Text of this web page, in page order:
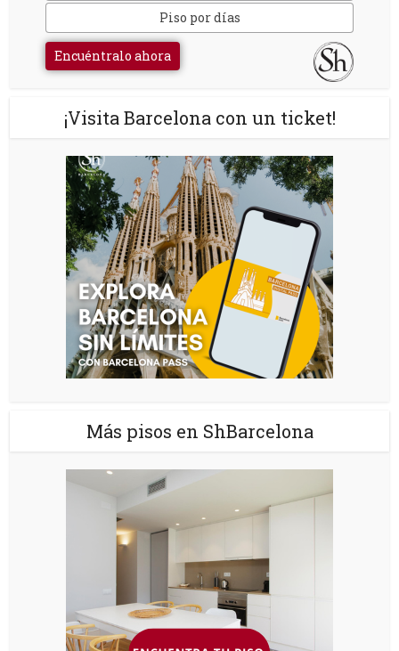
Piso por días
Encuéntralo ahora
¡Visita Barcelona con un ticket!
Más pisos en ShBarcelona